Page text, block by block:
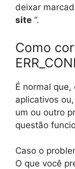
deixar
site “.
Como
É normal
aplicativos
um ou outro
questão
Caso o
O que você